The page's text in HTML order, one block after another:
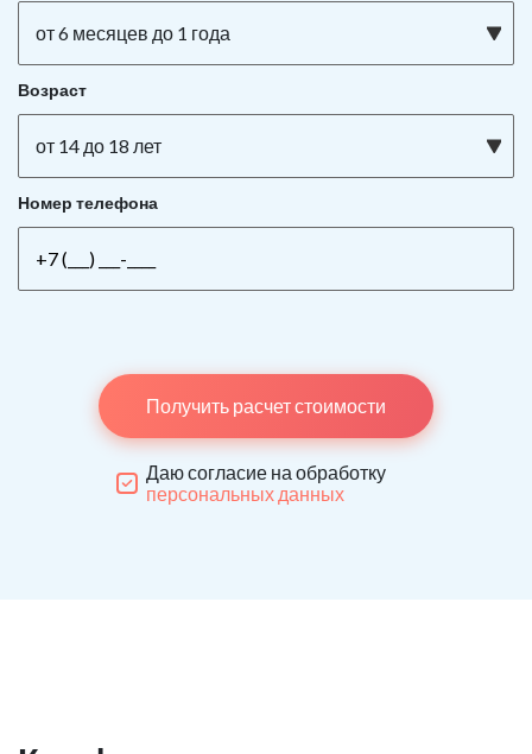
от 6 месяцев до 1 года
Возраст
от 14 до 18 лет
Номер телефона
Получить расчет стоимости
Даю согласие на обработку
персональных данных